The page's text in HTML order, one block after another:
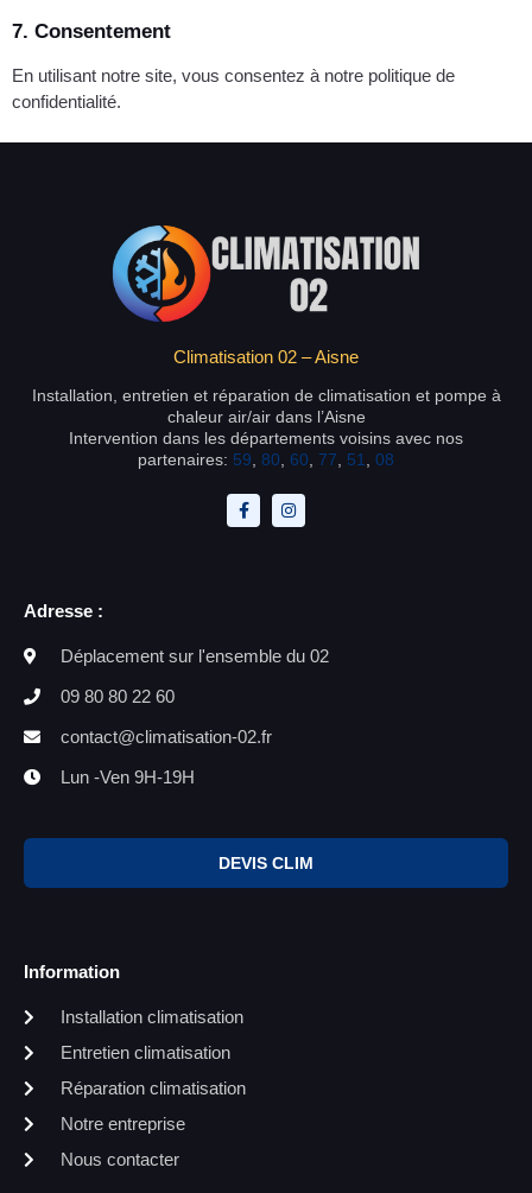
7. Consentement
En utilisant notre site, vous consentez à notre politique de
confidentialité.
Climatisation 02 – Aisne
Installation, entretien et réparation de climatisation et pompe à
chaleur air/air dans l’Aisne
Intervention dans les départements voisins avec nos
partenaires: 59 80 60 77 51 08
Adresse :
Déplacement sur l'ensemble du 02
09 80 80 22 60
contact@climatisation-02.fr
Lun -Ven 9H-19H
DEVIS CLIM
Information
Installation climatisation
Entretien climatisation
Réparation climatisation
Notre entreprise
Nous contacter